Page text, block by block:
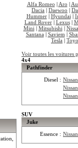
Alfa Romeo | Aro |
Dacia | Daewoo |
Hummer| Hyundai |
Land Rover| Lexus|
Mini | Mitsubishi |
Santana | Saviem |
Tesla |
Voir toutes les voitures
4x4
Pathfinder
Diesel :
SUV
Juke
Essence :